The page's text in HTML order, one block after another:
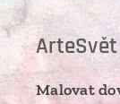
ArteSvět
Malovat